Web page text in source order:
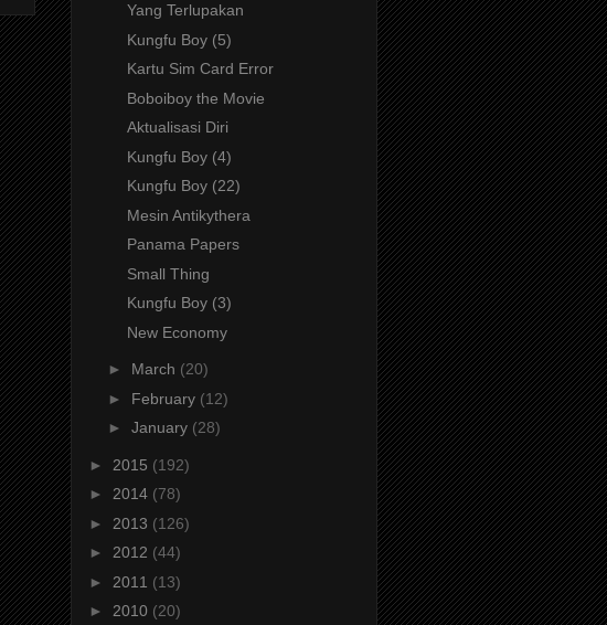
Yang Terlupakan
Kungfu Boy (5)
Kartu Sim Card Error
Boboiboy the Movie
Aktualisasi Diri
Kungfu Boy (4)
Kungfu Boy (22)
Mesin Antikythera
Panama Papers
Small Thing
Kungfu Boy (3)
New Economy
► March (20)
► February (12)
► January (28)
► 2015 (192)
► 2014 (78)
► 2013 (126)
► 2012 (44)
► 2011 (13)
► 2010 (20)